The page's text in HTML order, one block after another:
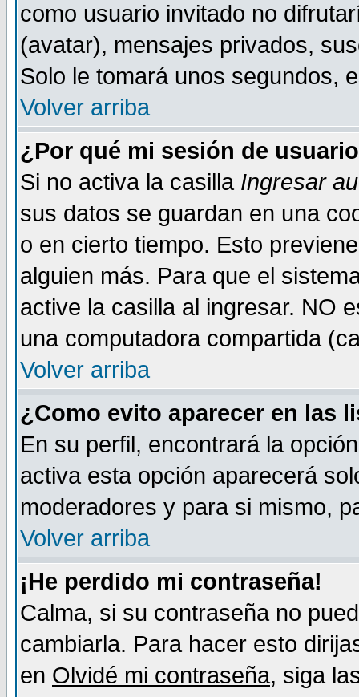
como usuario invitado no
(avatar), mensajes privados,
Solo le tomará unos segundos,
Volver arriba
¿Por qué mi sesión de
Si no activa la casilla Ingresar
sus datos se guardan en una
o en cierto tiempo. Esto
alguien más. Para que el
active la casilla al ingresar. NO
una computadora compartida
Volver arriba
¿Como evito aparecer en las
En su perfil, encontrará la
activa esta opción aparecerá
moderadores y para si mismo,
Volver arriba
¡He perdido mi contraseña!
Calma, si su contraseña no
cambiarla. Para hacer esto
en Olvidé mi contraseña, siga